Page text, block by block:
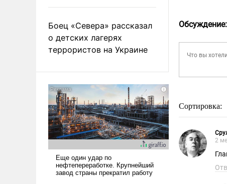
Боец «Севера» рассказал
о детских лагерях
террористов на Украине
Обсуждение:
Сортировка:
2